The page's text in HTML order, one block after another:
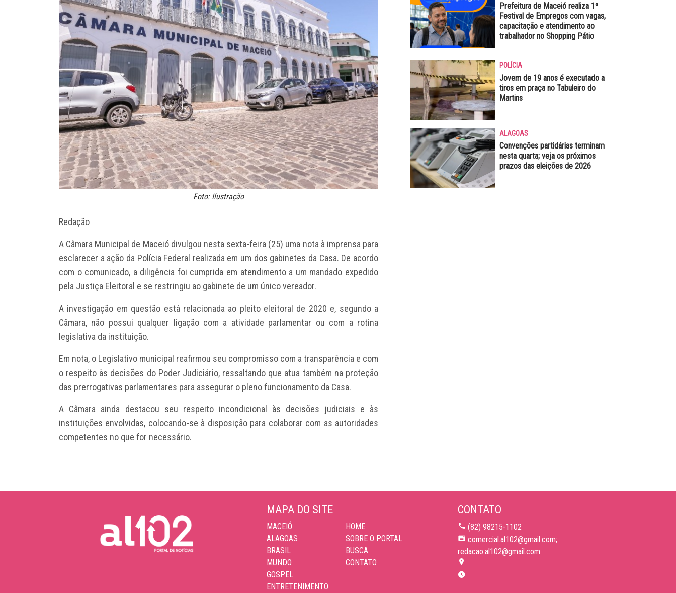
Foto: Ilustração
Redação
A Câmara Municipal de Maceió divulgou nesta sexta-feira (25) uma nota à imprensa para
esclarecer a ação da Polícia Federal realizada em um dos gabinetes da Casa. De acordo
com o comunicado, a diligência foi cumprida em atendimento a um mandado expedido
pela Justiça Eleitoral e se restringiu ao gabinete de um único vereador.
A investigação em questão está relacionada ao pleito eleitoral de 2020 e, segundo a
Câmara, não possui qualquer ligação com a atividade parlamentar ou com a rotina
legislativa da instituição.
Em nota, o Legislativo municipal reafirmou seu compromisso com a transparência e com
o respeito às decisões do Poder Judiciário, ressaltando que atua também na proteção
das prerrogativas parlamentares para assegurar o pleno funcionamento da Casa.
A Câmara ainda destacou seu respeito incondicional às decisões judiciais e às
instituições envolvidas, colocando-se à disposição para colaborar com as autoridades
competentes no que for necessário.
Prefeitura de Maceió realiza 1º
Festival de Empregos com vagas,
capacitação e atendimento ao
trabalhador no Shopping Pátio
POLÍCIA
Jovem de 19 anos é executado a
tiros em praça no Tabuleiro do
Martins
ALAGOAS
Convenções partidárias terminam
nesta quarta; veja os próximos
prazos das eleições de 2026
MAPA DO SITE
MACEIÓ
ALAGOAS
BRASIL
MUNDO
GOSPEL
ENTRETENIMENTO
HOME
SOBRE O PORTAL
BUSCA
CONTATO
CONTATO
(82) 98215-1102
comercial.al102@gmail.com;
redacao.al102@gmail.com